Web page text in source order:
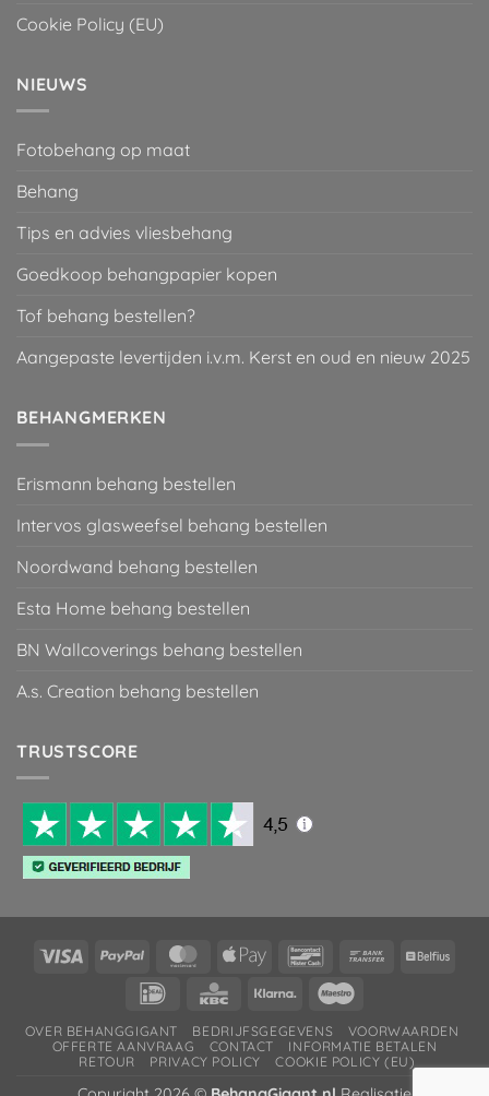
Cookie Policy (EU)
NIEUWS
Fotobehang op maat
Behang
Tips en advies vliesbehang
Goedkoop behangpapier kopen
Tof behang bestellen?
Aangepaste levertijden i.v.m. Kerst en oud en nieuw 2025
BEHANGMERKEN
Erismann behang bestellen
Intervos glasweefsel behang bestellen
Noordwand behang bestellen
Esta Home behang bestellen
BN Wallcoverings behang bestellen
A.s. Creation behang bestellen
TRUSTSCORE
Visa PayPal MasterCard
Apple
BancontactBank
IDeal
KBC Klarna
OVER BEHANGGIGANT BEDRIJFSGEGEVENS
VOORWAARDEN
OFFERTE AANVRAAG
CONTACT
INFORMATIE BETALEN
RETOUR
PRIVACY POLICY COOKIE POLICY (EU)